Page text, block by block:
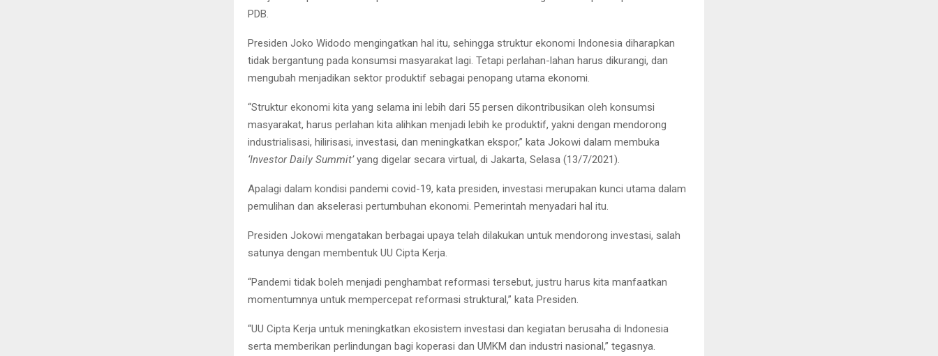
PDB.
Presiden Joko Widodo mengingatkan hal itu, sehingga struktur ekonomi Indonesia diharapkan
tidak bergantung pada konsumsi masyarakat lagi. Tetapi perlahan-lahan harus dikurangi, dan
mengubah menjadikan sektor produktif sebagai penopang utama ekonomi.
“Struktur ekonomi kita yang selama ini lebih dari 55 persen dikontribusikan oleh konsumsi
masyarakat, harus perlahan kita alihkan menjadi lebih ke produktif, yakni dengan mendorong
industrialisasi, hilirisasi, investasi, dan meningkatkan ekspor,” kata Jokowi dalam membuka
‘Investor Daily Summit’yang digelar secara virtual, di Jakarta, Selasa (13/7/2021).
Apalagi dalam kondisi pandemi covid-19, kata presiden, investasi merupakan kunci utama dalam
pemulihan dan akselerasi pertumbuhan ekonomi. Pemerintah menyadari hal itu.
Presiden Jokowi mengatakan berbagai upaya telah dilakukan untuk mendorong investasi, salah
satunya dengan membentuk UU Cipta Kerja.
“Pandemi tidak boleh menjadi penghambat reformasi tersebut, justru harus kita manfaatkan
momentumnya untuk mempercepat reformasi struktural,” kata Presiden.
“UU Cipta Kerja untuk meningkatkan ekosistem investasi dan kegiatan berusaha di Indonesia
serta memberikan perlindungan bagi koperasi dan UMKM dan industri nasional,” tegasnya.